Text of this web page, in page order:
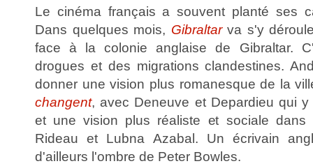
Le cinéma français a souvent planté ses
Dans quelques mois, Gibraltarva s'y
face à la colonie anglaise de Gibraltar.
drogues et des migrations clandestines.
donner une vision plus romanesque de la
changent, avec Deneuve et Depardieu qui y
et une vision plus réaliste et sociale dans
Rideau et Lubna Azabal. Un écrivain
d'ailleurs l'ombre de Peter Bowles.